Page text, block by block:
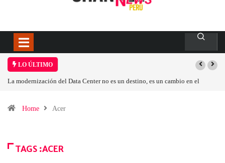
LO ÚLTIMO
La modernización del Data Center no es un destino, es un cambio en el
Home
Acer
TAGS :ACER